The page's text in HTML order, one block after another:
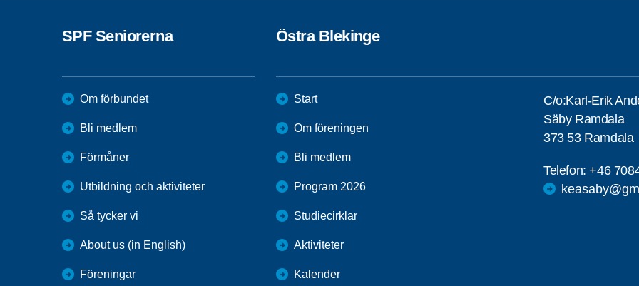
SPF Seniorerna
Om förbundet
Bli medlem
Förmåner
Utbildning och aktiviteter
Så tycker vi
About us (in English)
Föreningar
Östra Blekinge
Start
Om föreningen
Bli medlem
Program 2026
Studiecirklar
Aktiviteter
Kalender
C/o:Karl-Erik
Säby Ramdala
373 53 Ramdala
Telefon:+46